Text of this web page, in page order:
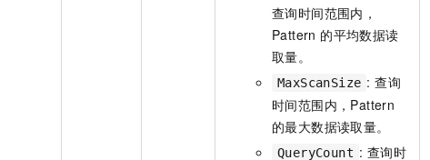
查询时间范围内，
Pattern 的平均数据读
取量。
MaxScanSize : 查询
时间范围内，Pattern
的最大数据读取量。
QueryCount : 查询时